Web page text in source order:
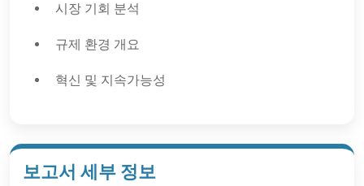
시장 기회 분석
규제 환경 개요
혁신 및 지속가능성
보고서 세부 정보